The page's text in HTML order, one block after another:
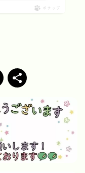
ポチップ